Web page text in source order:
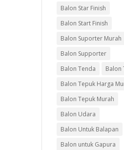
Balon Star Finish
Balon Start Finish
Balon Suporter Murah
Balon Supporter
Balon Tenda
Balon
Balon Tepuk Harga
Balon Tepuk Murah
Balon Udara
Balon Untuk Balapan
Balon untuk Gapura